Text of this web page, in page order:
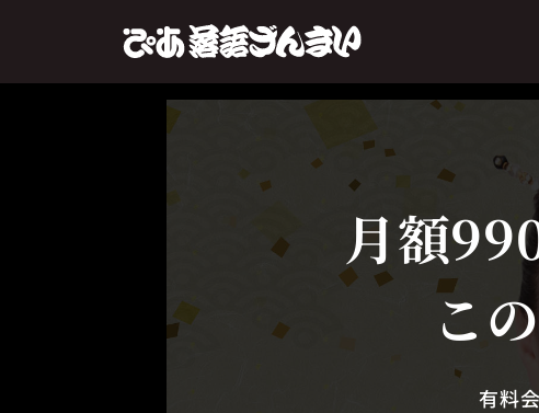
月額
こ
有料